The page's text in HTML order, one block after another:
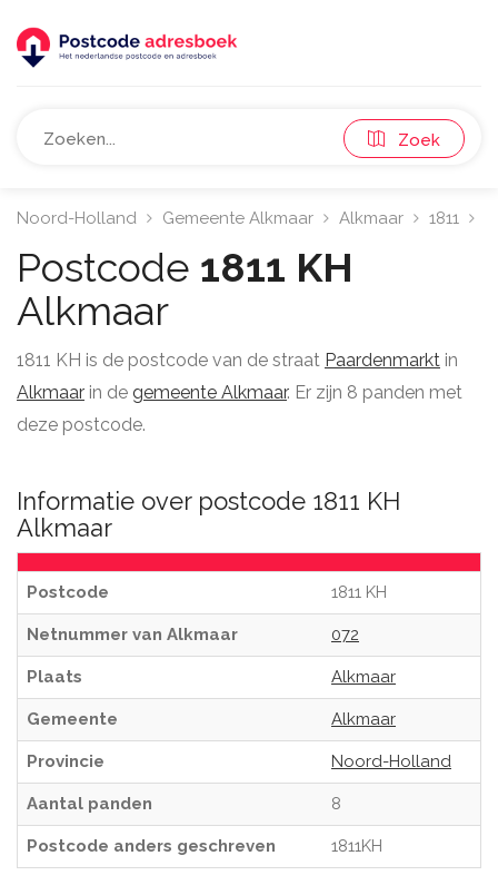
Zoek
Noord-Holland Gemeente Alkmaar Alkmaar 1811
Postcode 1811 KH
Alkmaar
1811 KH is de postcode van de straat Paardenmarkt in
Alkmaar in de gemeente Alkmaar. Er zijn 8 panden met
deze postcode.
Informatie over postcode 1811 KH
Alkmaar
Postcode 1811 KH
Netnummer van Alkmaar 072
Plaats Alkmaar
Gemeente Alkmaar
Provincie Noord-Holland
Aantal panden 8
Postcode anders geschreven 1811KH